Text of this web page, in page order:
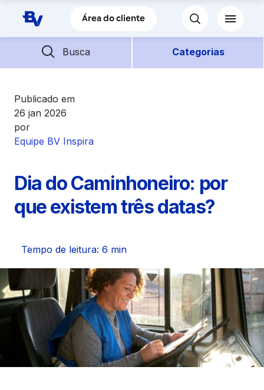
Pular para o Conteúdo principal
Área do cliente
Busca Categorias
Barra de busca
Descubra mais conteúdos
Empréstimos
Financiamentos
Seguros
Vida Financeira
Canais Digitais
Publicado em
26 jan 2026
por
Equipe BV Inspira
Dia do Caminhoneiro: por
que existem três datas?
Tempo de leitura: 6 min